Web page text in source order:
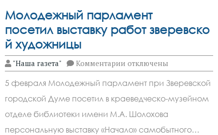
Молодежный парламент
посетил выставку работ зверевско
й художницы
"Наша газета" Комментарии к
записи
Молодежный
парламент
посетил выставку работ
художницы
отключены
5 февраля Молодежный парламент при Зверевской
городской Думе посетил в краеведческо-музейном
отделе библиотеки имени М.А. Шолохова
персональную выставку «Начало» самобытного…